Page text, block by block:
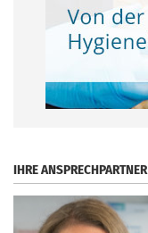
IHRE ANSPRECHPARTNER